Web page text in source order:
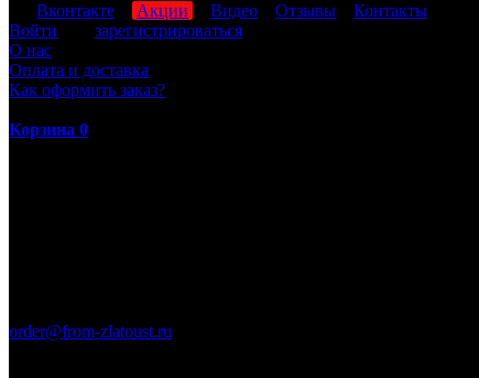
Вконтакте Акции Видео Отзывы
Контакты
Войти
зарегистрироваться
О нас
Оплата и доставка
Как оформить заказ?
Корзина 0
order@from-zlatoust.ru